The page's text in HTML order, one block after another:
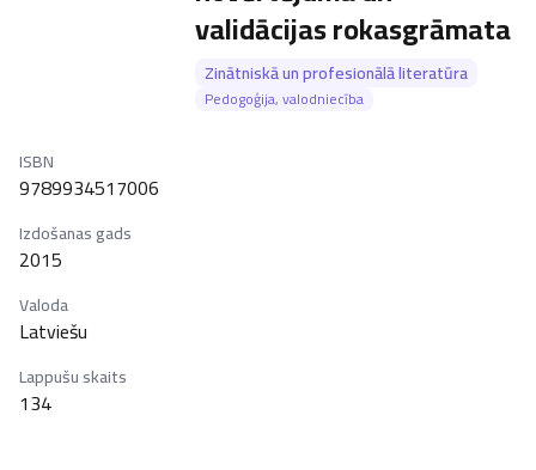
validācijas rokasgrāmata
Zinātniskā un profesionālā literatūra
Pedogoģija, valodniecība
ISBN
9789934517006
Izdošanas gads
2015
Valoda
Latviešu
Lappušu skaits
134